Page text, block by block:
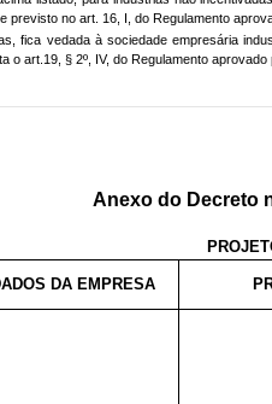
previsto no art. 16, I, do Regulamento
fica vedada à sociedade empresária
o art.19, § 2º, IV, do Regulamento
Anexo do Decreto
DA EMPRESA